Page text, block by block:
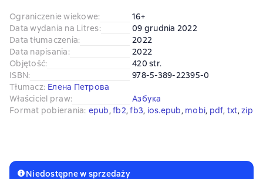
Ograniczenie wiekowe:
16+
Data wydania na Litres:
09 grudnia 2022
Data tłumaczenia:
2022
Data napisania:
2022
Objętość:
420 str.
ISBN:
978-5-389-22395-0
Tłumacz: Елена Петрова
Właściciel praw:
Азбука
Format pobierania: epub, fb2, fb3, ios.epub, mobi, pdf, txt, zip
Niedostępne w sprzedaży